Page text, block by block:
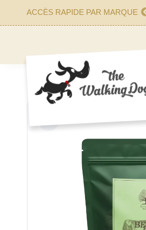
ACCÈS RAPIDE PAR MARQUE